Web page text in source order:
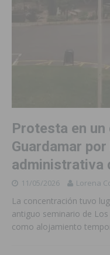
Protesta en
Guardamar
administrativa
11/05/2026 Lorena
La concentración tuvo
antiguo seminario de
como alojamiento